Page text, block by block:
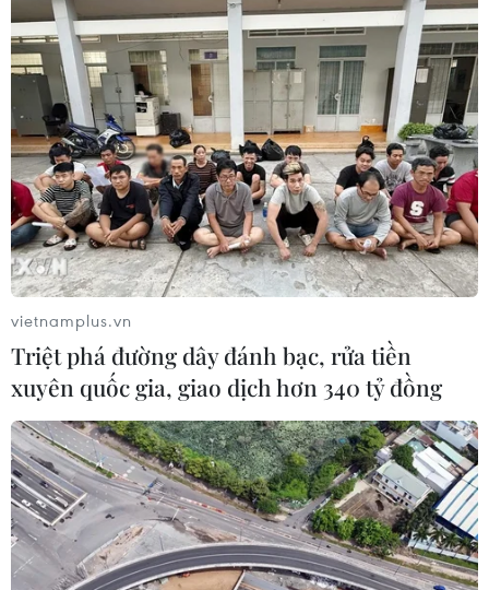
vietnamplus.vn
Triệt phá đường dây đánh bạc, rửa tiền
xuyên quốc gia, giao dịch hơn 340 tỷ đồng